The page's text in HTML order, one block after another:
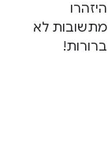
היזהרו
מתשובות לא
ברורות!